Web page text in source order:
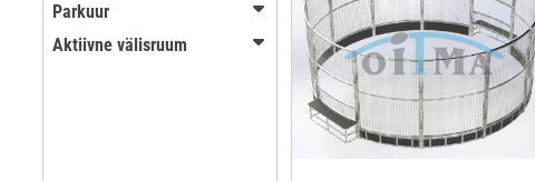
Parkuur
Aktiivne välisruum